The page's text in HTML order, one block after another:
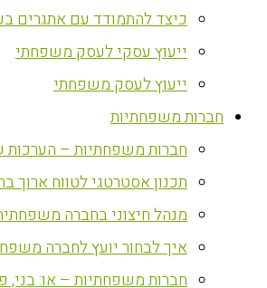
כיצד להתמודד עם אתגרים
ייעוץ עסקי לעסק משפחתי
ייעוץ לעסק משפחתי
חברות משפחתיות
חברות משפחתיות – הערכות
תכנון אסטרטגי לטווח ארוך
מנהל חיצוני בחברה משפחתית
איך לבחור יועץ לחברה
חברות משפחתיות – או: בני,